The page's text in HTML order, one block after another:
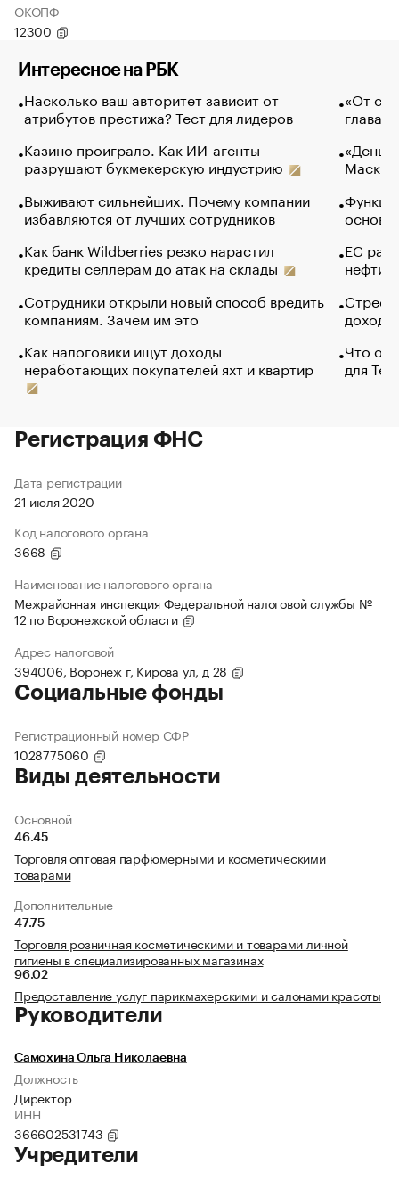
ОКОПФ
12300
Интересное на РБК
Насколько ваш авторитет зависит от
атрибутов престижа? Тест для лидеров
Казино проиграло. Как ИИ-агенты
разрушают букмекерскую индустрию
Выживают сильнейших. Почему компании
избавляются от лучших сотрудников
Как банк Wildberries резко нарастил
кредиты селлерам до атак на склады
Сотрудники открыли новый способ вредить
компаниям. Зачем им это
Как налоговики ищут доходы
неработающих покупателей яхт и квартир
«От
глава
Маск в
основ
ЕС
нефти
Что
для
Регистрация ФНС
Дата регистрации
21 июля 2020
Код налогового органа
3668
Наименование налогового органа
Межрайонная инспекция Федеральной налоговой службы №
12 по Воронежской области
Адрес налоговой
394006, Воронеж г, Кирова ул, д 28
Социальные фонды
Регистрационный номер СФР
1028775060
Виды деятельности
Основной
46.45
Торговля оптовая парфюмерными и косметическими
товарами
Дополнительные
47.75
Торговля розничная косметическими и товарами личной
гигиены в специализированных магазинах
96.02
Предоставление услуг парикмахерскими и салонами красоты
Руководители
Самохина Ольга Николаевна
Должность
Директор
ИНН
366602531743
Учредители